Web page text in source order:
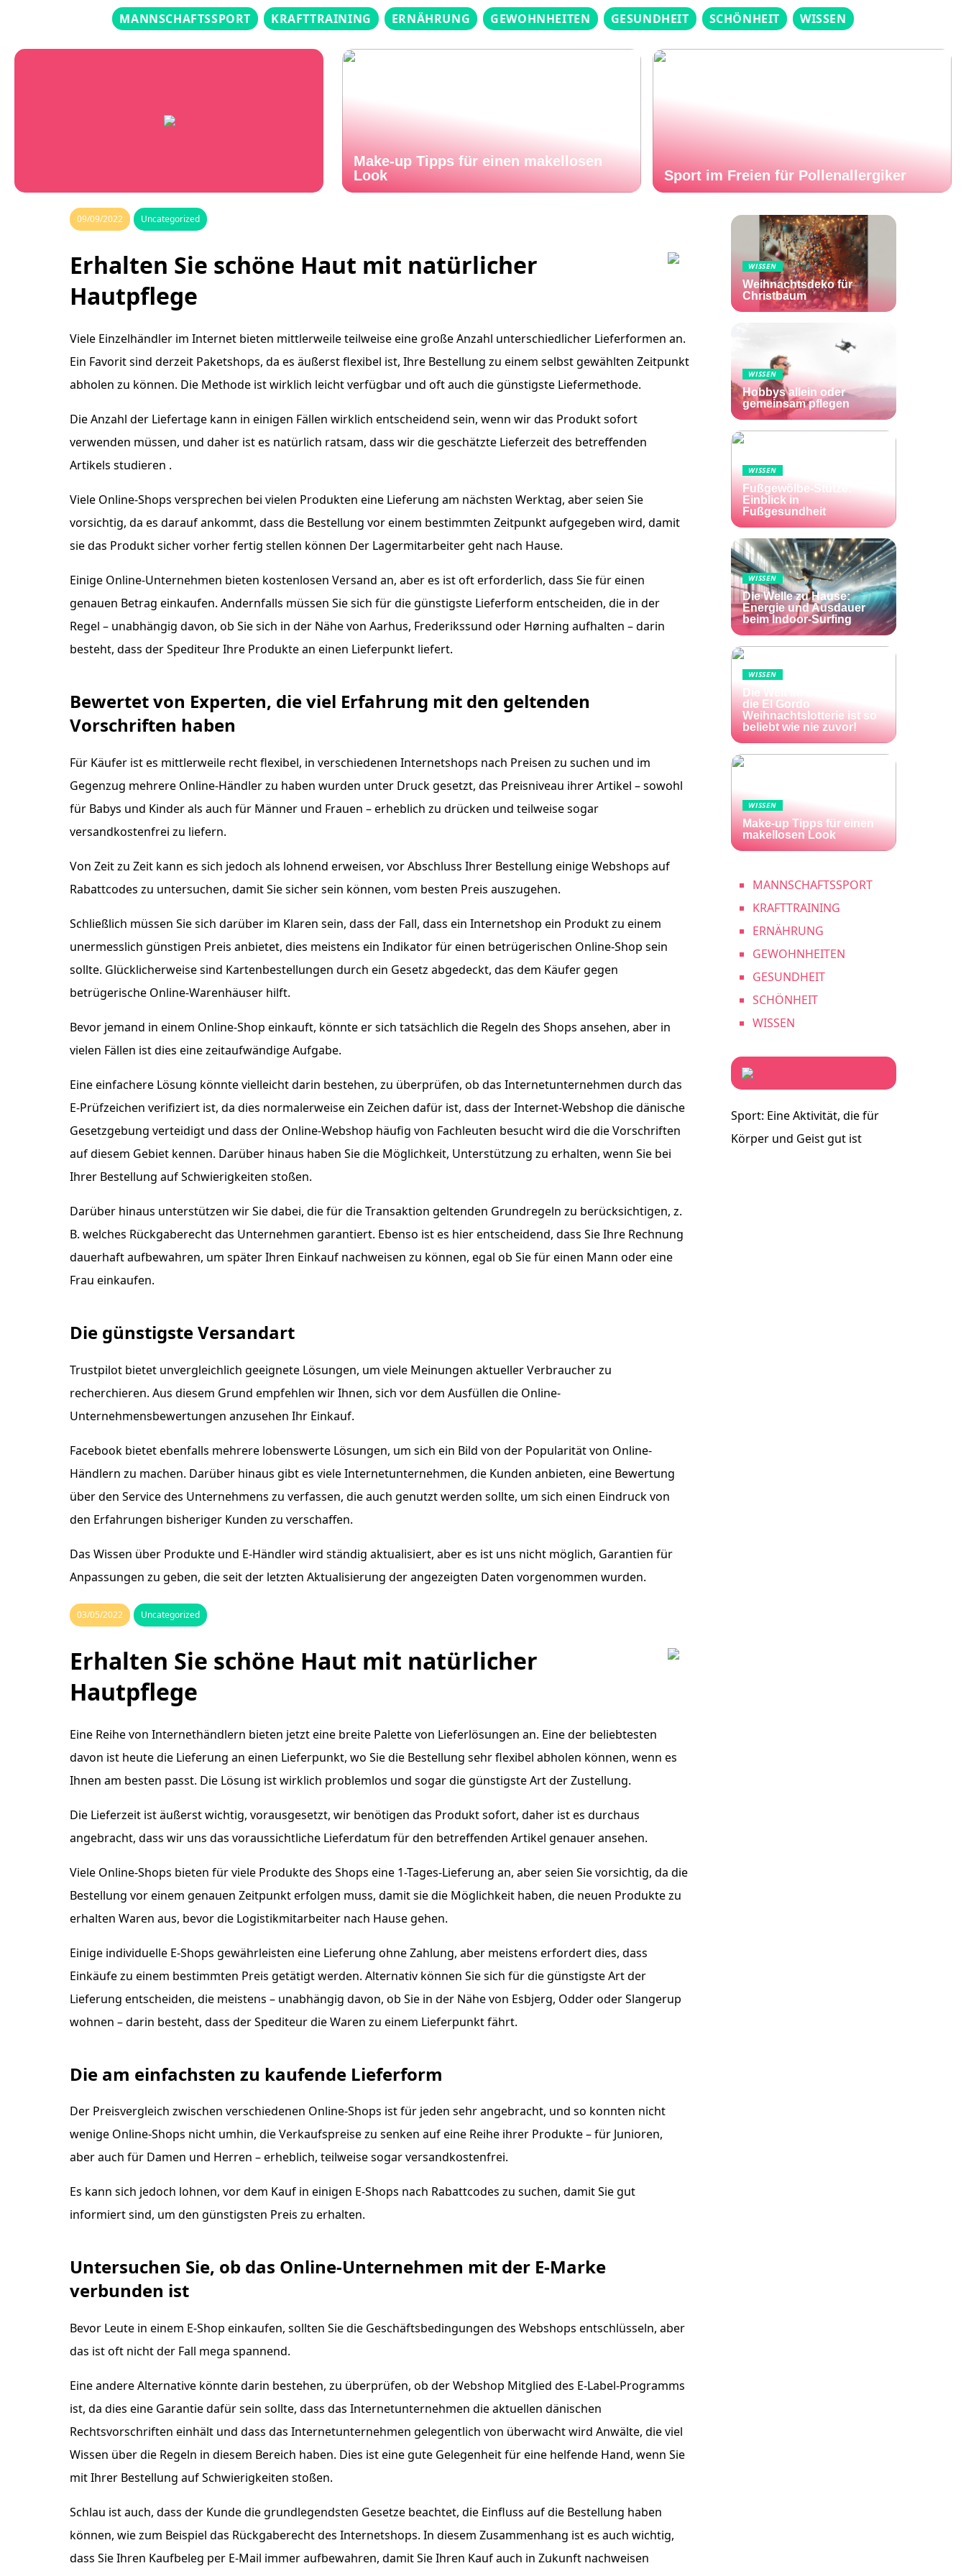
MANNSCHAFTSSPORT KRAFTTRAINING ERNÄHRUNG GEWOHNHEITEN GESUNDHEIT SCHÖNHEIT WISSEN
Make-up Tipps für einen makellosen
Look
Sport im Freien für Pollenallergiker
09/09/2022 Uncategorized
Erhalten Sie schöne Haut mit natürlicher
Hautpflege
Viele Einzelhändler im Internet bieten mittlerweile teilweise eine große Anzahl unterschiedlicher Lieferformen an.
Ein Favorit sind derzeit Paketshops, da es äußerst flexibel ist, Ihre Bestellung zu einem selbst gewählten Zeitpunkt
abholen zu können. Die Methode ist wirklich leicht verfügbar und oft auch die günstigste Liefermethode.
Die Anzahl der Liefertage kann in einigen Fällen wirklich entscheidend sein, wenn wir das Produkt sofort
verwenden müssen, und daher ist es natürlich ratsam, dass wir die geschätzte Lieferzeit des betreffenden
Artikels studieren .
Viele Online-Shops versprechen bei vielen Produkten eine Lieferung am nächsten Werktag, aber seien Sie
vorsichtig, da es darauf ankommt, dass die Bestellung vor einem bestimmten Zeitpunkt aufgegeben wird, damit
sie das Produkt sicher vorher fertig stellen können Der Lagermitarbeiter geht nach Hause.
Einige Online-Unternehmen bieten kostenlosen Versand an, aber es ist oft erforderlich, dass Sie für einen
genauen Betrag einkaufen. Andernfalls müssen Sie sich für die günstigste Lieferform entscheiden, die in der
Regel – unabhängig davon, ob Sie sich in der Nähe von Aarhus, Frederikssund oder Hørning aufhalten – darin
besteht, dass der Spediteur Ihre Produkte an einen Lieferpunkt liefert.
Bewertet von Experten, die viel Erfahrung mit den geltenden
Vorschriften haben
Für Käufer ist es mittlerweile recht flexibel, in verschiedenen Internetshops nach Preisen zu suchen und im
Gegenzug mehrere Online-Händler zu haben wurden unter Druck gesetzt, das Preisniveau ihrer Artikel – sowohl
für Babys und Kinder als auch für Männer und Frauen – erheblich zu drücken und teilweise sogar
versandkostenfrei zu liefern.
Von Zeit zu Zeit kann es sich jedoch als lohnend erweisen, vor Abschluss Ihrer Bestellung einige Webshops auf
Rabattcodes zu untersuchen, damit Sie sicher sein können, vom besten Preis auszugehen.
Schließlich müssen Sie sich darüber im Klaren sein, dass der Fall, dass ein Internetshop ein Produkt zu einem
unermesslich günstigen Preis anbietet, dies meistens ein Indikator für einen betrügerischen Online-Shop sein
sollte. Glücklicherweise sind Kartenbestellungen durch ein Gesetz abgedeckt, das dem Käufer gegen
betrügerische Online-Warenhäuser hilft.
Bevor jemand in einem Online-Shop einkauft, könnte er sich tatsächlich die Regeln des Shops ansehen, aber in
vielen Fällen ist dies eine zeitaufwändige Aufgabe.
Eine einfachere Lösung könnte vielleicht darin bestehen, zu überprüfen, ob das Internetunternehmen durch das
E-Prüfzeichen verifiziert ist, da dies normalerweise ein Zeichen dafür ist, dass der Internet-Webshop die dänische
Gesetzgebung verteidigt und dass der Online-Webshop häufig von Fachleuten besucht wird die die Vorschriften
auf diesem Gebiet kennen. Darüber hinaus haben Sie die Möglichkeit, Unterstützung zu erhalten, wenn Sie bei
Ihrer Bestellung auf Schwierigkeiten stoßen.
Darüber hinaus unterstützen wir Sie dabei, die für die Transaktion geltenden Grundregeln zu berücksichtigen, z.
B. welches Rückgaberecht das Unternehmen garantiert. Ebenso ist es hier entscheidend, dass Sie Ihre Rechnung
dauerhaft aufbewahren, um später Ihren Einkauf nachweisen zu können, egal ob Sie für einen Mann oder eine
Frau einkaufen.
Die günstigste Versandart
Trustpilot bietet unvergleichlich geeignete Lösungen, um viele Meinungen aktueller Verbraucher zu
recherchieren. Aus diesem Grund empfehlen wir Ihnen, sich vor dem Ausfüllen die Online-
Unternehmensbewertungen anzusehen Ihr Einkauf.
Facebook bietet ebenfalls mehrere lobenswerte Lösungen, um sich ein Bild von der Popularität von Online-
Händlern zu machen. Darüber hinaus gibt es viele Internetunternehmen, die Kunden anbieten, eine Bewertung
über den Service des Unternehmens zu verfassen, die auch genutzt werden sollte, um sich einen Eindruck von
den Erfahrungen bisheriger Kunden zu verschaffen.
Das Wissen über Produkte und E-Händler wird ständig aktualisiert, aber es ist uns nicht möglich, Garantien für
Anpassungen zu geben, die seit der letzten Aktualisierung der angezeigten Daten vorgenommen wurden.
03/05/2022 Uncategorized
Erhalten Sie schöne Haut mit natürlicher
Hautpflege
Eine Reihe von Internethändlern bieten jetzt eine breite Palette von Lieferlösungen an. Eine der beliebtesten
davon ist heute die Lieferung an einen Lieferpunkt, wo Sie die Bestellung sehr flexibel abholen können, wenn es
Ihnen am besten passt. Die Lösung ist wirklich problemlos und sogar die günstigste Art der Zustellung.
Die Lieferzeit ist äußerst wichtig, vorausgesetzt, wir benötigen das Produkt sofort, daher ist es durchaus
angebracht, dass wir uns das voraussichtliche Lieferdatum für den betreffenden Artikel genauer ansehen.
Viele Online-Shops bieten für viele Produkte des Shops eine 1-Tages-Lieferung an, aber seien Sie vorsichtig, da die
Bestellung vor einem genauen Zeitpunkt erfolgen muss, damit sie die Möglichkeit haben, die neuen Produkte zu
erhalten Waren aus, bevor die Logistikmitarbeiter nach Hause gehen.
Einige individuelle E-Shops gewährleisten eine Lieferung ohne Zahlung, aber meistens erfordert dies, dass
Einkäufe zu einem bestimmten Preis getätigt werden. Alternativ können Sie sich für die günstigste Art der
Lieferung entscheiden, die meistens – unabhängig davon, ob Sie in der Nähe von Esbjerg, Odder oder Slangerup
wohnen – darin besteht, dass der Spediteur die Waren zu einem Lieferpunkt fährt.
Die am einfachsten zu kaufende Lieferform
Der Preisvergleich zwischen verschiedenen Online-Shops ist für jeden sehr angebracht, und so konnten nicht
wenige Online-Shops nicht umhin, die Verkaufspreise zu senken auf eine Reihe ihrer Produkte – für Junioren,
aber auch für Damen und Herren – erheblich, teilweise sogar versandkostenfrei.
Es kann sich jedoch lohnen, vor dem Kauf in einigen E-Shops nach Rabattcodes zu suchen, damit Sie gut
informiert sind, um den günstigsten Preis zu erhalten.
Untersuchen Sie, ob das Online-Unternehmen mit der E-Marke
verbunden ist
Bevor Leute in einem E-Shop einkaufen, sollten Sie die Geschäftsbedingungen des Webshops entschlüsseln, aber
das ist oft nicht der Fall mega spannend.
Eine andere Alternative könnte darin bestehen, zu überprüfen, ob der Webshop Mitglied des E-Label-Programms
ist, da dies eine Garantie dafür sein sollte, dass das Internetunternehmen die aktuellen dänischen
Rechtsvorschriften einhält und dass das Internetunternehmen gelegentlich von überwacht wird Anwälte, die viel
Wissen über die Regeln in diesem Bereich haben. Dies ist eine gute Gelegenheit für eine helfende Hand, wenn Sie
mit Ihrer Bestellung auf Schwierigkeiten stoßen.
Schlau ist auch, dass der Kunde die grundlegendsten Gesetze beachtet, die Einfluss auf die Bestellung haben
können, wie zum Beispiel das Rückgaberecht des Internetshops. In diesem Zusammenhang ist es auch wichtig,
dass Sie Ihren Kaufbeleg per E-Mail immer aufbewahren, damit Sie Ihren Kauf auch in Zukunft nachweisen
WISSEN
Weihnachtsdeko für
Christbaum
WISSEN
Hobbys allein oder
gemeinsam pflegen
WISSEN
Fußgewölbe-Stütze:
Einblick in
Fußgesundheit
WISSEN
Die Welle zu Hause:
Energie und Ausdauer
beim Indoor-Surfing
WISSEN
Die Welt im Lotto-Fieber –
die El Gordo
Weihnachtslotterie ist so
beliebt wie nie zuvor!
WISSEN
Make-up Tipps für einen
makellosen Look
MANNSCHAFTSSPORT
KRAFTTRAINING
ERNÄHRUNG
GEWOHNHEITEN
GESUNDHEIT
SCHÖNHEIT
WISSEN
Sport: Eine Aktivität, die für
Körper und Geist gut ist